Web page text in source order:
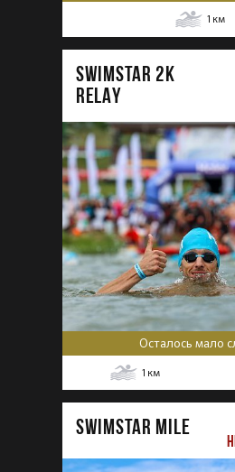
1 км
SWIMSTAR 2K
RELAY
Осталось мало
1 км
SWIMSTAR MILE